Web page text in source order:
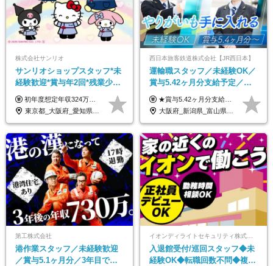
株式会社サンリオ
サンリオショップスタッフ*未
経験歓迎*賞与年2回*残業少な
め*産育休取得実績豊富*可愛
い制服*社割有
初年度想定年収324万円～690万円！ ◆全国一律 月給230,000円～＋賞与＋通勤手当＋役職手当＋時間外手当 《手当充実！》 ＊昇給/年1回 ＊賞与/年2回（7月/12月） ＊通勤手当：交通費支給（規定あり） ＊時間外手当 ＊販売職手当 ＊役職手当 《キャリアパス》 ▼店長（32歳）／年収400万円 ▼トレーナー（37歳）／年収500万円 ▼SV（40歳）／年収570万円 ※SVとして活躍された場合、574万円以上に昇給も目指せます。 日頃のお店での頑張りをしっかり評価する体制を整えており、 ご自身の努力次第で昇給する制度を用意しています！ 《ゆくゆくは・・・》 ■店舗スタッフをとりまとめ、お店づくりを主体で行う店長へ ■複数店舗を統括するトレーナーへとキャリアアップ ■様々な規模の店舗を経験しSVとして活躍した後は、本社の教育担当や店舗支援を担う本部スタッフとして活躍いただけます。 ※経験・能力を考慮の上、当社規定により優遇いたします。 ※入社日から6カ月間の試用期間あり。その間の待遇に差異はありません。
東京都_大阪府_愛知県_北海道_栃木県_静岡県_兵庫県_京都府_福岡県
西日本旅客鉄道株式会社【JR西日本】
運輸職スタッフ／未経験OK／
賞与5.42ヶ月分支給予定／残
業月11h程／年休119日+有給
平均18.7日
★賞与5.42ヶ月分支給予定あり！ （大卒以上）月給24万1,692円～39万5,780円＋各種手当＋賞与2回 （高卒以上）月給22万2,662円～39万5,780円＋各種手当＋賞与2回 ※上記は2025年度新卒支払額（京阪神地区）となります ※勤務地・学歴で異なり、ご経験・能力等をふまえた金額を加算します ※残業代は別途全額支給します ※当社規程に基づき決定します ※試用期間あり（3ヶ月／待遇に変更はありません） ※基本給以外の諸手当として扶養・職務・時間外・通勤手当等を支給します ※京阪神地区以外の勤務地の場合 月給（大卒）23万0,706円～／月給（高卒）21万2,541円～となります
大阪府_新潟県_富山県_石川県_福井県_三重県_兵庫県_京都府_滋賀県_奈良県_和歌山県_広島県_岡山県_鳥取県_島根県_山口県_福岡県
第工株式会社
港作業スタッフ／未経験歓迎
／賞与5.1ヶ月分／3年目で年
入退館受付/巡回スタッフ◆未
経験OK◆転職回数不問◆複数